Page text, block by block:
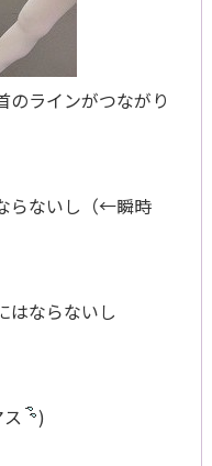
のラインがつながり
らないし（←瞬時
はならないし
)